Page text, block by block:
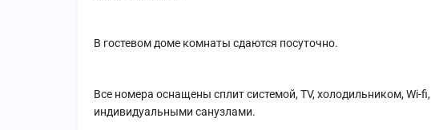
В гостевом доме комнаты сдаются посуточно.
Все номера оснащены сплит системой, TV, холодильником, Wi-fi,
индивидуальными санузлами.